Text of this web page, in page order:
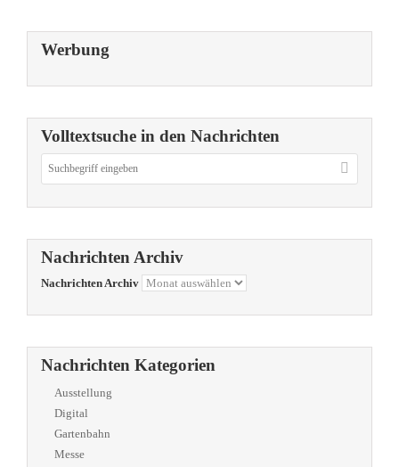
Werbung
Volltextsuche in den Nachrichten
Nachrichten Archiv
Nachrichten Archiv
Nachrichten Kategorien
Ausstellung
Digital
Gartenbahn
Messe